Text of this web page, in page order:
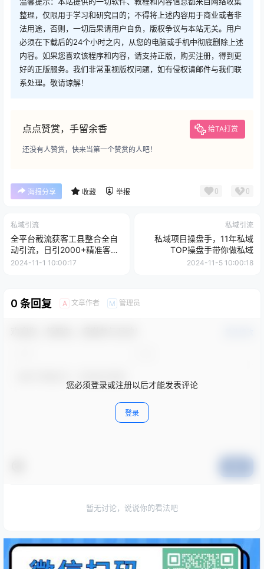
整理，仅限用于学习和研究目的；不得将上述内容用于商业或者非
法用途，否则，一切后果请用户自负，版权争议与本站无关。用户
必须在下载后的24个小时之内，从您的电脑或手机中彻底删除上述
内容。如果您喜欢该程序和内容，请支持正版，购买注册，得到更
好的正版服务。我们非常重视版权问题，如有侵权请邮件与我们联
系处理。敬请谅解！
点点赞赏，手留余香 给TA打赏
还没有人赞赏，快来当第一个赞赏的人吧！
海报分享 收藏 举报 0 0
私域引流
全平台截流获客工县整合全自
动引流，日引2000+精准客户
【揭秘】
2024-11-1 10:00:17
私域引流
私域项目操盘手，11年私域
TOP操盘手带你做私域
2024-11-5 10:00:18
0 条回复 A 文章作者 M 管理员
您必须登录或注册以后才能发表评论
登录
暂无讨论，说说你的看法吧